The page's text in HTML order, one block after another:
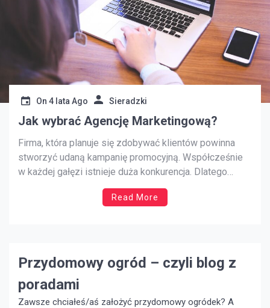
On 4 lata Ago Sieradzki
Jak wybrać Agencję Marketingową?
Firma, która planuje się zdobywać klientów powinna
stworzyć udaną kampanię promocyjną. Współcześnie
w każdej gałęzi istnieje duża konkurencja. Dlatego
kampanie reklamowe muszą dobrze zaplanowane.
Samodzielna reklama jest bardzo ciężka do
należyty sposób. […]
Read More
Przydomowy ogród – czyli blog z
poradami
Zawsze chciałeś/aś założyć przydomowy ogródek? A